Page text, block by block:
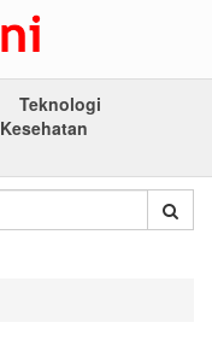
Teknologi
Kesehatan